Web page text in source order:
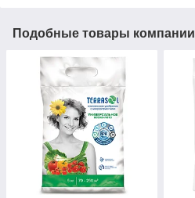
Подобные товары компании